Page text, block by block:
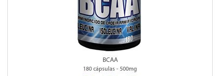
BCAA
180 cápsulas - 500mg